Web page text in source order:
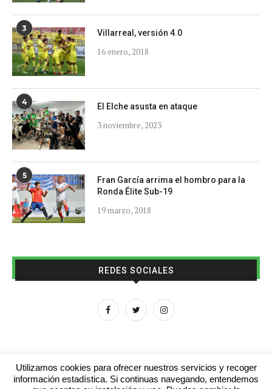
3 Villarreal, versión 4.0
16 enero, 2018
4 El Elche asusta en ataque
3 noviembre, 2023
5
Fran García arrima el hombro para la
Ronda Élite Sub-19
19 marzo, 2018
REDES SOCIALES
Utilizamos cookies para ofrecer nuestros servicios y recoger
información estadística. Si continuas navegando, entendemos